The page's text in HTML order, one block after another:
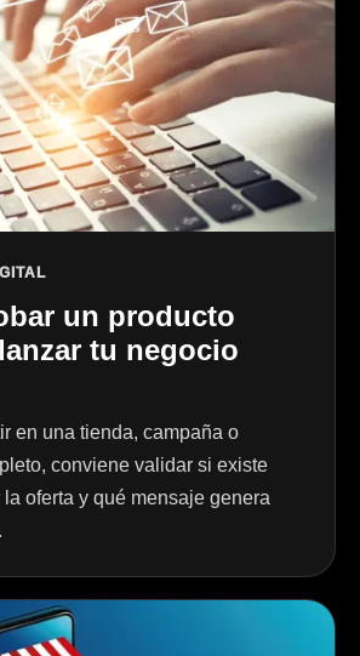
un producto
tu negocio
en una tienda, campaña o
conviene validar si existe
oferta y qué mensaje genera